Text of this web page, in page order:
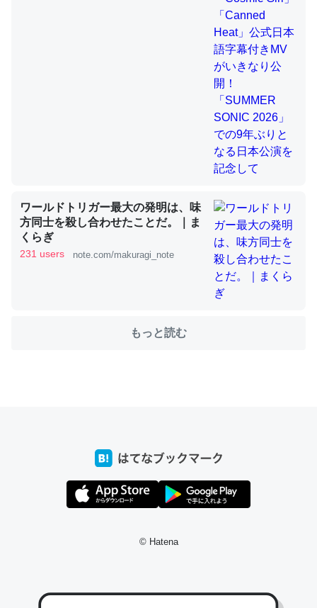
これを元に考えるとカルシウムを大量に使う脊椎動物と貝
類は苦労してるんだな…。腹足類だと殻を無くしてナメク
─ニュース :: 【研究発表】昆虫学の大問題＝「昆虫はなぜ海にいな
ウチもEchoを実家に置いて４年。でたまに覗いてる。ぼ
位置情報を共有してる。電池残量や充電中かが分かるので
これ見て生きてるなって分かる。
─たまにLINEするくらいだった遠方の父67歳と僕。ITツール導入で
コミュニケーションが劇的に変化した｜tayorini by LIFULL介護
たいなのでネット環境作ったけどAlexaしか使わないので
ワールドトリガー最大の発明は、味
方同士を殺し合わせたことだ。｜ま
くらぎ
231 users note.com/makuragi_note
もっと読む
© Hatena